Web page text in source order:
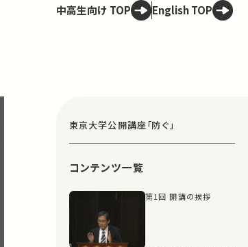
中高生向け TOP English TOP
東京大学公開講座「防ぐ」
コンテンツ一覧
第1回 開講の挨拶